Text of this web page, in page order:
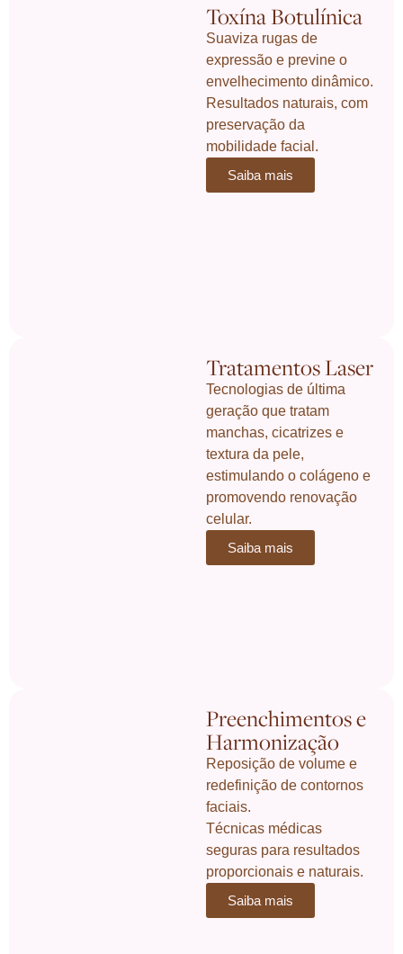
Toxína Botulínica
Suaviza rugas de
expressão e previne o
envelhecimento dinâmico.
Resultados naturais, com
preservação da
mobilidade facial.
Saiba mais
Tratamentos Laser
Tecnologias de última
geração que tratam
manchas, cicatrizes e
textura da pele,
estimulando o colágeno e
promovendo renovação
celular.
Saiba mais
Preenchimentos e
Harmonização
Reposição de volume e
redefinição de contornos
faciais.
Técnicas médicas
seguras para resultados
proporcionais e naturais.
Saiba mais